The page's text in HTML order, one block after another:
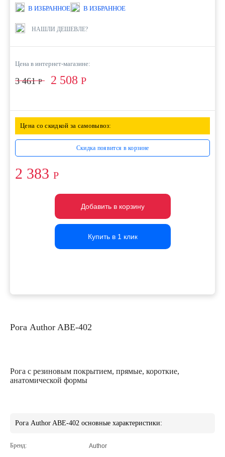
В ИЗБРАННОЕ В ИЗБРАННОЕ
НАШЛИ ДЕШЕВЛЕ?
Цена в интернет-магазине:
3 461Р 2 508 Р
Цена со скидкой за самовывоз:
Скидка появится в корзине
2 383 Р
Добавить в корзину
Добавить в корзину
Добавить в корзину
Купить в 1 клик
Купить в 1 клик
Купить в 1 клик
Рога Author ABE-402
Рога с резиновым покрытием, прямые, короткие,
анатомической формы
Рога Author ABE-402 основные характеристики:
Бренд: Author